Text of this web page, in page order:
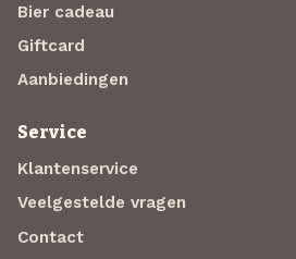
Bier cadeau
Giftcard
Aanbiedingen
Service
Klantenservice
Veelgestelde vragen
Contact